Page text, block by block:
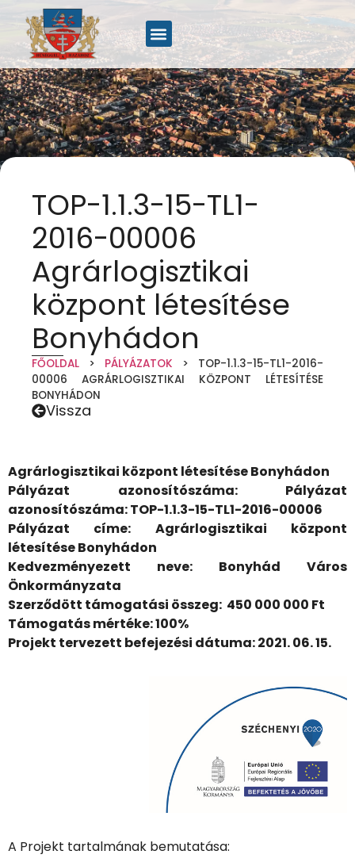
TOP-1.1.3-15-TL1-
2016-00006
Agrárlogisztikai
központ létesítése
Bonyhádon
FŐOLDAL > PÁLYÁZATOK > TOP-1.1.3-15-TL1-2016-
00006 AGRÁRLOGISZTIKAI KÖZPONT LÉTESÍTÉSE
BONYHÁDON
Vissza
Agrárlogisztikai központ létesítése Bonyhádon
Pályázat azonosítószáma: Pályázat
azonosítószáma: TOP-1.1.3-15-TL1-2016-00006
Pályázat címe: Agrárlogisztikai központ
létesítése Bonyhádon
Kedvezményezett neve: Bonyhád Város
Önkormányzata
Szerződött támogatási összeg: 450 000 000 Ft
Támogatás mértéke: 100%
Projekt tervezett befejezési dátuma: 2021. 06. 15.
A Projekt tartalmának bemutatása: